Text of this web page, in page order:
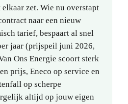
zet. Wie nu overstapt
naar een nieuw
tarief, bespaart al snel
jaar (prijspeil juni 2026,
Ons Energie scoort sterk
prijs, Eneco op service en
op scherpe
altijd op jouw eigen